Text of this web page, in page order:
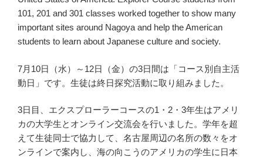
101, 201 and 301 classes worked together to show many
important sites around Nagoya and help the American
students to learn about Japanese culture and society.
7月10日（水）～12日（金）の3日間は「コース別自主活
動日」です。生徒は終日探究活動に取り組みました。
3日目、エクスプローラーコースの1・2・3年生はアメリ
カの大学生とオンライン交流会を行いました。学年を超
えて生徒同士で協力して、名古屋周辺の名所の数々をオ
ンラインで案内し、海の向こうのアメリカの学生に日本